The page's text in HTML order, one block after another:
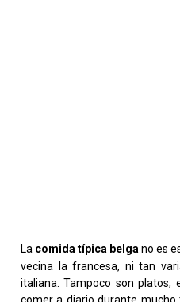
La comida típica belgano es
vecina la francesa, ni tan
italiana. Tampoco son platos,